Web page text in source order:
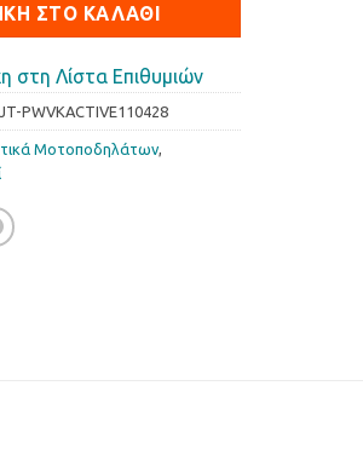
ΣΤΟ ΚΑΛΆΘΙ
στη Λίστα Επιθυμιών
PWVKACTIVE110428
Μοτοποδηλάτων,